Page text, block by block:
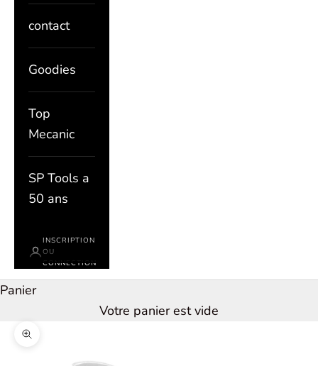
contact
Goodies
Top
Mecanic
SP Tools a
50 ans
INSCRIPTION
OU
CONNECTION
Panier
Votre panier est vide
Zoomer sur l'image